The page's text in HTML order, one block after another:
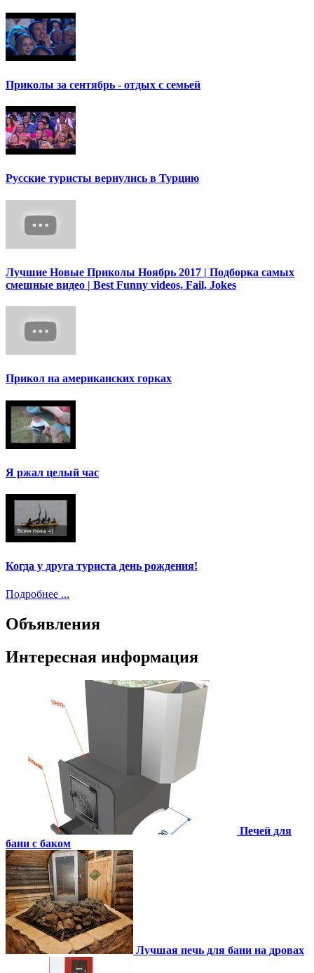
Приколы за сентябрь - отдых с семьей
Русские туристы вернулись в Турцию
Лучшие Новые Приколы Ноябрь 2017 | Подборка самых
смешные видео | Best Funny videos, Fail, Jokes
Прикол на американских горках
Я ржал целый час
Когда у друга туриста день рождения!
Подробнее ...
Объявления
Интересная информация
Печей для
бани с баком
Лучшая печь для бани на дровах